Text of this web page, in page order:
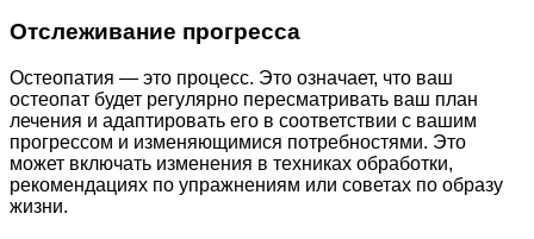
Отслеживание прогресса
Остеопатия — это процесс. Это означает, что ваш
остеопат будет регулярно пересматривать ваш план
лечения и адаптировать его в соответствии с вашим
прогрессом и изменяющимися потребностями. Это
может включать изменения в техниках обработки,
рекомендациях по упражнениям или советах по образу
жизни.